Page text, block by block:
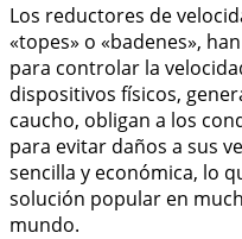
Los reductores de
«topes» o «badenes»,
para controlar la
dispositivos físicos,
caucho, obligan a los
para evitar daños a sus
sencilla y económica, lo
solución popular en
mundo.